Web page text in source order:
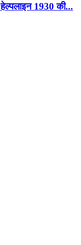
हेल्पलाइन 1930 की...